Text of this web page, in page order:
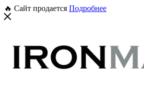
🔥 Сайт продается Подробнее